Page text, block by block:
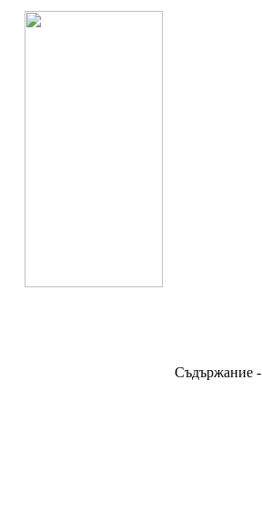
Съдържание -